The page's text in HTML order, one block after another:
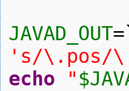
JAVAD_OUT=
's/\.pos/
echo
"